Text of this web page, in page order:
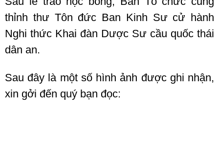
thỉnh thư Tôn đức Ban Kinh Sư cử hành
Nghi thức Khai đàn Dược Sư cầu quốc thái
dân an.
Sau đây là một số hình ảnh được ghi nhận,
xin gởi đến quý bạn đọc: